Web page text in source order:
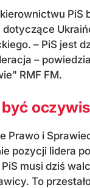
PiS
dotyczące
– PiS jest
–
RMF FM.
być
Prawo i
pozycji lidera
musi dziś
To